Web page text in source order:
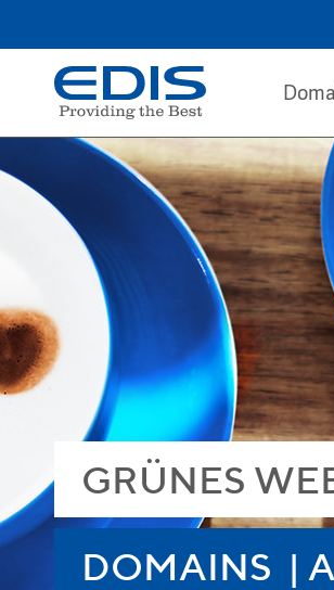
GRÜNES
DOMAINS |